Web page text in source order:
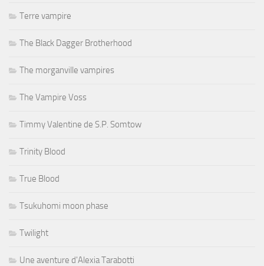
Terre vampire
The Black Dagger Brotherhood
The morganville vampires
The Vampire Voss
Timmy Valentine de S.P. Somtow
Trinity Blood
True Blood
Tsukuhomi moon phase
Twilight
Une aventure d'Alexia Tarabotti